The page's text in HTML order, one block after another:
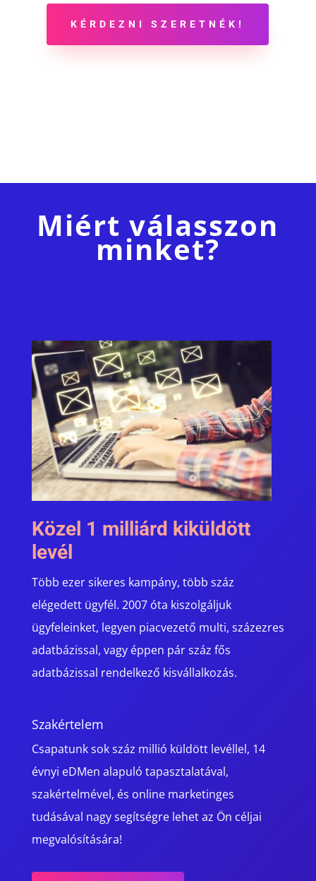
KÉRDEZNI SZERETNÉK!
Miért válasszon
minket?
Közel 1 milliárd kiküldött
levél
Több ezer sikeres kampány, több száz
elégedett ügyfél. 2007 óta kiszolgáljuk
ügyfeleinket, legyen piacvezető multi, százezres
adatbázissal, vagy éppen pár száz fős
adatbázissal rendelkező kisvállalkozás.
Szakértelem
Csapatunk sok száz millió küldött levéllel, 14
évnyi eDMen alapuló tapasztalatával,
szakértelmével, és online marketinges
tudásával nagy segítségre lehet az Ön céljai
megvalósítására!